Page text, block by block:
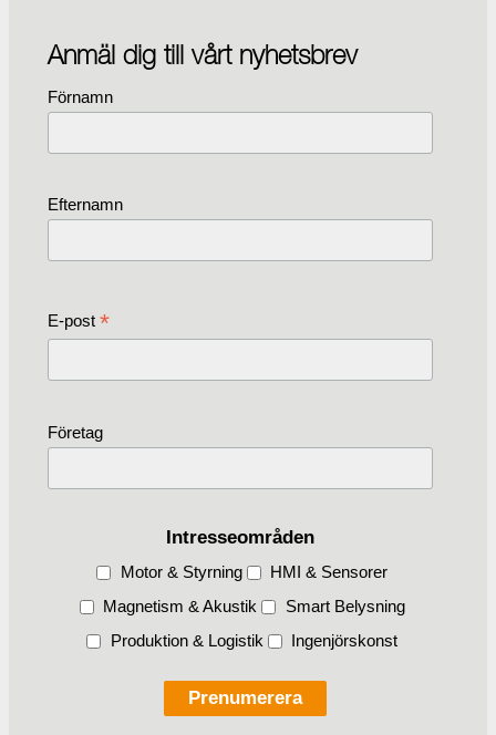
Anmäl dig till vårt nyhetsbrev
Förnamn
Efternamn
E-post *
Företag
Intresseområden
Motor & Styrning
HMI & Sensorer
Magnetism & Akustik
Smart Belysning
Produktion & Logistik
Ingenjörskonst